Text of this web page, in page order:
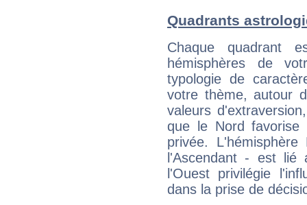
Quadrants
Chaque quadrant
hémisphères de
typologie de
votre thème, autour
valeurs
que le Nord favorise
privée.
l'Ascendant - est
l'Ouest privilégie
dans la prise de